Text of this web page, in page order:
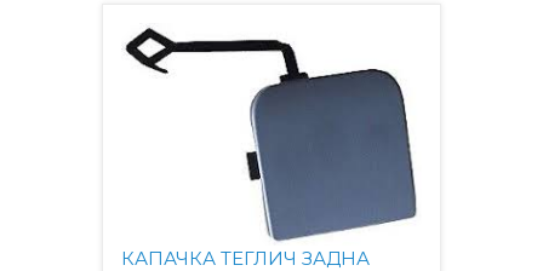
КАПАЧКА ТЕГЛИЧ ЗАДНА